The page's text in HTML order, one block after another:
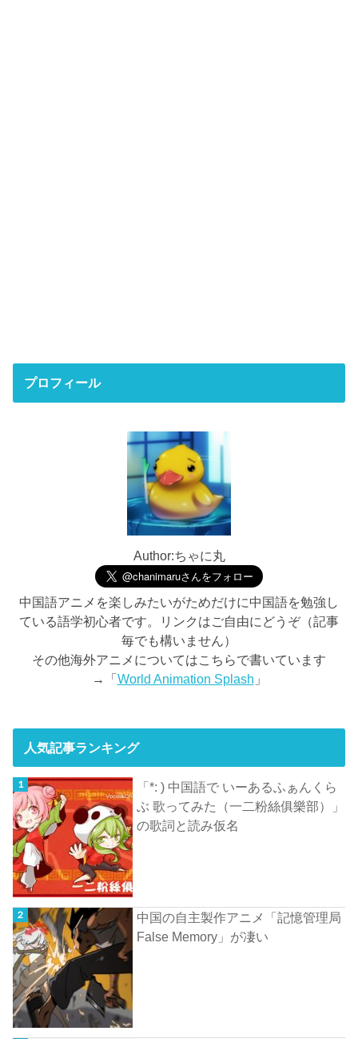
プロフィール
Author:ちゃに丸
中国語アニメを楽しみたいがためだけに中国語を勉強し
ている語学初心者です。リンクはご自由にどうぞ（記事
毎でも構いません）
その他海外アニメについてはこちらで書いています
→「World Animation Splash 」
人気記事ランキング
「*: ) 中国語で いーあるふぁんくら
ぶ 歌ってみた（一二粉絲俱樂部）」
の歌詞と読み仮名
中国の自主製作アニメ「記憶管理局
False Memory」が凄い